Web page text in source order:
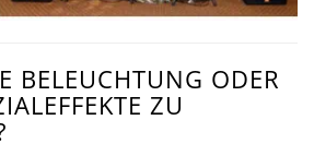
BELEUCHTUNG ODER
ZU